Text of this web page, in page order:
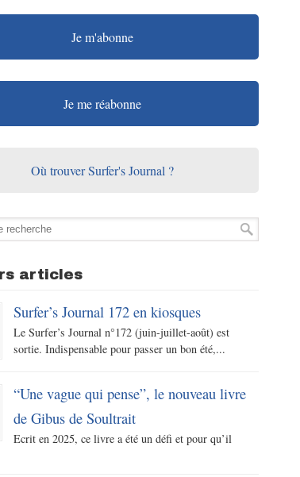
Je m'abonne
Je me réabonne
Où trouver Surfer's Journal ?
articles
Surfer’s Journal 172 en kiosques
Le Surfer’s Journal n°172 (juin-juillet-août) est
sortie. Indispensable pour passer un bon été,...
“Une vague qui pense”, le nouveau livre
de Gibus de Soultrait
Ecrit en 2025, ce livre a été un défi et pour qu’il